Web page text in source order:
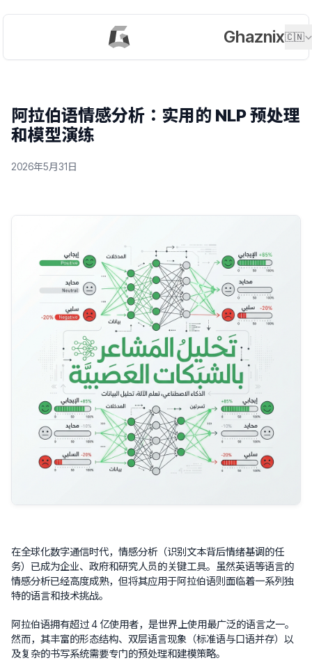
Ghaznix🇨🇳
阿拉伯语情感分析：实用的 NLP 预处理
和模型演练
2026年5月31日
在全球化数字通信时代，情感分析（识别文本背后情绪基调的任
务）已成为企业、政府和研究人员的关键工具。虽然英语等语言的
情感分析已经高度成熟，但将其应用于阿拉伯语则面临着一系列独
特的语言和技术挑战。
阿拉伯语拥有超过 4 亿使用者，是世界上使用最广泛的语言之一。
然而，其丰富的形态结构、双层语言现象（标准语与口语并存）以
及复杂的书写系统需要专门的预处理和建模策略。